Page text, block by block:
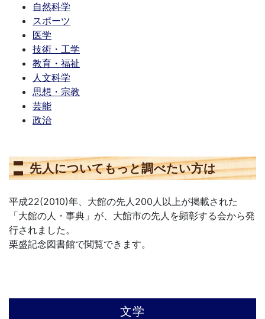
自然科学
スポーツ
医学
技術・工学
教育・福祉
人文科学
思想・宗教
芸能
政治
先人についてもっと調べたい方は
平成22(2010)年、大館の先人200人以上が掲載された
「大館の人・事典」が、大館市の先人を顕彰する会から発
行されました。
栗盛記念図書館で閲覧できます。
文学